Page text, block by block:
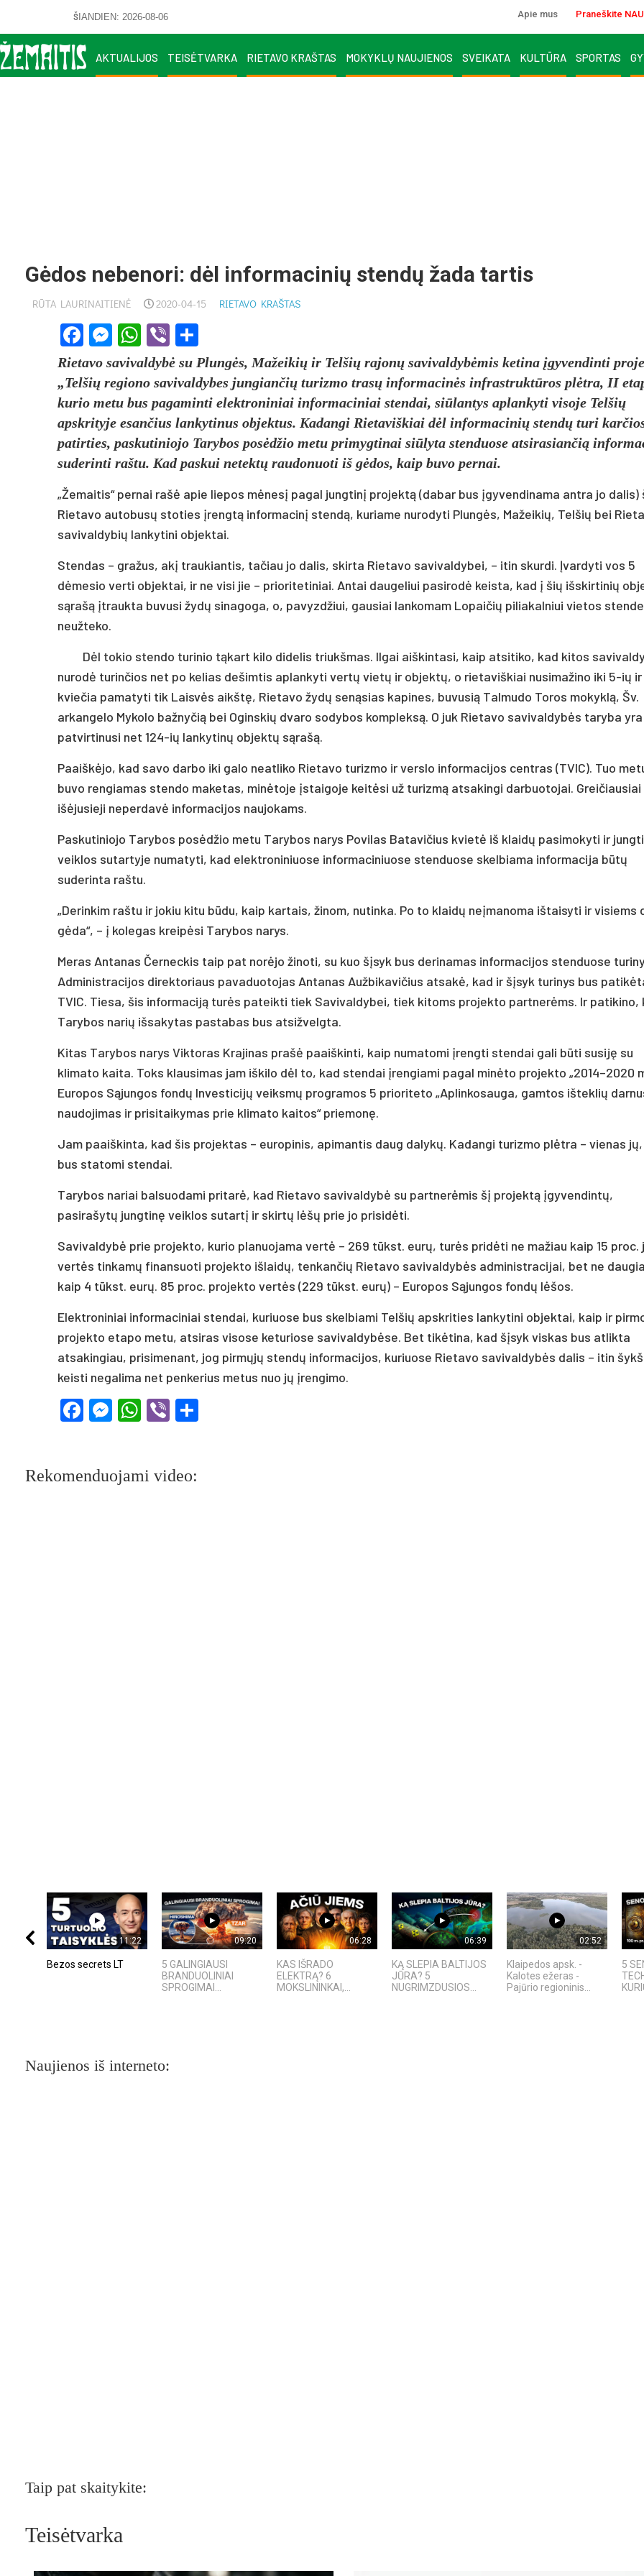
ŠIANDIEN: 2026-08-06 Apie mus Praneškite
AKTUALIJOS TEISĖTVARKA RIETAVO KRAŠTAS MOKYKLŲ NAUJIENOS SVEIKATA KULTŪRA SPORTAS
Gėdos nebenori: dėl informacinių stendų žada tartis
RŪTA LAURINAITIENĖ 2020-04-15 RIETAVO KRAŠTAS
Facebook
Messenger
WhatsApp
Viber
Rietavo savivaldybė su Plungės, Mažeikių ir Telšių rajonų savivaldybėmis ketina įgyvendinti
„Telšių regiono savivaldybes jungiančių turizmo trasų informacinės infrastruktūros plėtra, II
kurio metu bus pagaminti elektroniniai informaciniai stendai, siūlantys aplankyti visoje Telšių
apskrityje esančius lankytinus objektus. Kadangi Rietaviškiai dėl informacinių stendų turi
patirties, paskutiniojo Tarybos posėdžio metu primygtinai siūlyta stenduose atsirasiančią
suderinti raštu. Kad paskui netektų raudonuoti iš gėdos, kaip buvo pernai.
„Žemaitis“ pernai rašė apie liepos mėnesį pagal jungtinį projektą (dabar bus įgyvendinama antra jo dalis)
Rietavo autobusų stoties įrengtą informacinį stendą, kuriame nurodyti Plungės, Mažeikių, Telšių bei
savivaldybių lankytini objektai.
Stendas – gražus, akį traukiantis, tačiau jo dalis, skirta Rietavo savivaldybei, – itin skurdi. Įvardyti vos 5
dėmesio verti objektai, ir ne visi jie – prioritetiniai. Antai daugeliui pasirodė keista, kad į šių išskirtinių
sąrašą įtraukta buvusi žydų sinagoga, o, pavyzdžiui, gausiai lankomam Lopaičių piliakalniui vietos
neužteko.
Dėl tokio stendo turinio tąkart kilo didelis triukšmas. Ilgai aiškintasi, kaip atsitiko, kad kitos
nurodė turinčios net po kelias dešimtis aplankyti vertų vietų ir objektų, o rietaviškiai nusimažino iki 5-ių ir
kviečia pamatyti tik Laisvės aikštę, Rietavo žydų senąsias kapines, buvusią Talmudo Toros mokyklą, Šv.
arkangelo Mykolo bažnyčią bei Oginskių dvaro sodybos kompleksą. O juk Rietavo savivaldybės taryba yra
patvirtinusi net 124-ių lankytinų objektų sąrašą.
Paaiškėjo, kad savo darbo iki galo neatliko Rietavo turizmo ir verslo informacijos centras (TVIC). Tuo
buvo rengiamas stendo maketas, minėtoje įstaigoje keitėsi už turizmą atsakingi darbuotojai. Greičiausiai
išėjusieji neperdavė informacijos naujokams.
Paskutiniojo Tarybos posėdžio metu Tarybos narys Povilas Batavičius kvietė iš klaidų pasimokyti ir
veiklos sutartyje numatyti, kad elektroniniuose informaciniuose stenduose skelbiama informacija būtų
suderinta raštu.
„Derinkim raštu ir jokiu kitu būdu, kaip kartais, žinom, nutinka. Po to klaidų neįmanoma ištaisyti ir visiems
gėda“, – į kolegas kreipėsi Tarybos narys.
Meras Antanas Černeckis taip pat norėjo žinoti, su kuo šįsyk bus derinamas informacijos stenduose
Administracijos direktoriaus pavaduotojas Antanas Aužbikavičius atsakė, kad ir šįsyk turinys bus
TVIC. Tiesa, šis informaciją turės pateikti tiek Savivaldybei, tiek kitoms projekto partnerėms. Ir patikino,
Tarybos narių išsakytas pastabas bus atsižvelgta.
Kitas Tarybos narys Viktoras Krajinas prašė paaiškinti, kaip numatomi įrengti stendai gali būti susiję su
klimato kaita. Toks klausimas jam iškilo dėl to, kad stendai įrengiami pagal minėto projekto „2014–2020
Europos Sąjungos fondų Investicijų veiksmų programos 5 prioriteto „Aplinkosauga, gamtos išteklių
naudojimas ir prisitaikymas prie klimato kaitos“ priemonę.
Jam paaiškinta, kad šis projektas – europinis, apimantis daug dalykų. Kadangi turizmo plėtra – vienas
bus statomi stendai.
Tarybos nariai balsuodami pritarė, kad Rietavo savivaldybė su partnerėmis šį projektą įgyvendintų,
pasirašytų jungtinę veiklos sutartį ir skirtų lėšų prie jo prisidėti.
Savivaldybė prie projekto, kurio planuojama vertė – 269 tūkst. eurų, turės pridėti ne mažiau kaip 15 proc.
vertės tinkamų finansuoti projekto išlaidų, tenkančių Rietavo savivaldybės administracijai, bet ne
kaip 4 tūkst. eurų. 85 proc. projekto vertės (229 tūkst. eurų) – Europos Sąjungos fondų lėšos.
Elektroniniai informaciniai stendai, kuriuose bus skelbiami Telšių apskrities lankytini objektai, kaip ir
projekto etapo metu, atsiras visose keturiose savivaldybėse. Bet tikėtina, kad šįsyk viskas bus atlikta
atsakingiau, prisimenant, jog pirmųjų stendų informacijos, kuriuose Rietavo savivaldybės dalis – itin
keisti negalima net penkerius metus nuo jų įrengimo.
Facebook
Messenger
WhatsApp
Viber
Rekomenduojami video:
11:22
Bezos secrets LT
09:20
5 GALINGIAUSI
BRANDUOLINIAI
SPROGIMAI...
06:28
KAS IŠRADO
ELEKTRĄ? 6
MOKSLININKAI,...
06:39
KĄ SLEPIA BALTIJOS
JŪRA? 5
NUGRIMZDUSIOS...
02:52
Klaipedos apsk. -
Kalotes ežeras -
Pajūrio regioninis...
5
Naujienos iš interneto:
Taip pat skaitykite:
Teisėtvarka